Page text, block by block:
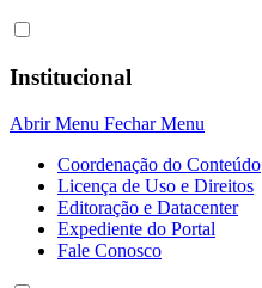
Institucional
Abrir Menu Fechar Menu
Coordenação do Conteúdo
Licença de Uso e Direitos
Editoração e Datacenter
Expediente do Portal
Fale Conosco